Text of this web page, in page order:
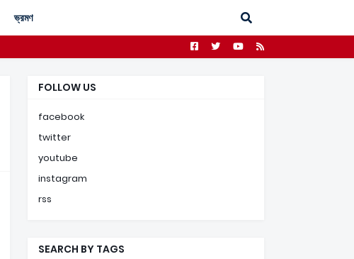
ভ্রমণ
FOLLOW US
facebook
twitter
youtube
instagram
rss
SEARCH BY TAGS